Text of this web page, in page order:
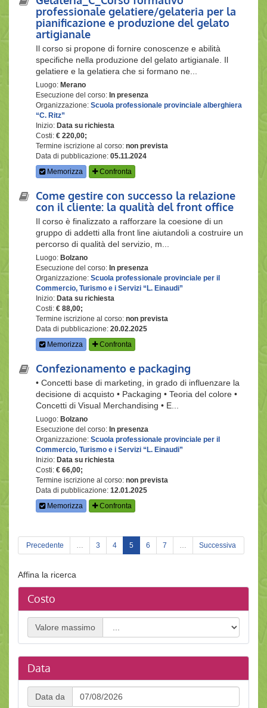
professionale gelatiere/gelateria per la
pianificazione e produzione del gelato
artigianale
Il corso si propone di fornire conoscenze e abilità
specifiche nella produzione del gelato artigianale. Il
gelatiere e la gelatiera che si formano ne...
Luogo: Merano
Esecuzione del corso: In presenza
Organizzazione: Scuola professionale provinciale alberghiera
“C. Ritz”
Inizio: Data su richiesta
Costi: € 220,00;
Termine iscrizione al corso: non prevista
Data di pubblicazione: 05.11.2024
Memorizza
Confronta
Come gestire con successo la relazione
con il cliente: la qualità del front office
Il corso è finalizzato a rafforzare la coesione di un
gruppo di addetti alla front line aiutandoli a costruire un
percorso di qualità del servizio, m...
Luogo: Bolzano
Esecuzione del corso: In presenza
Organizzazione: Scuola professionale provinciale per il
Commercio, Turismo e i Servizi “L. Einaudi”
Inizio: Data su richiesta
Costi: € 88,00;
Termine iscrizione al corso: non prevista
Data di pubblicazione: 20.02.2025
Memorizza
Confronta
Confezionamento e packaging
• Concetti base di marketing, in grado di influenzare la
decisione di acquisto • Packaging • Teoria del colore •
Concetti di Visual Merchandising • E...
Luogo: Bolzano
Esecuzione del corso: In presenza
Organizzazione: Scuola professionale provinciale per il
Commercio, Turismo e i Servizi “L. Einaudi”
Inizio: Data su richiesta
Costi: € 66,00;
Termine iscrizione al corso: non prevista
Data di pubblicazione: 12.01.2025
Memorizza
Confronta
Precedente 3 4 5 (current)
6 7 Successiva
Affina la ricerca
Costo
Valore massimo
Data
Data da
da